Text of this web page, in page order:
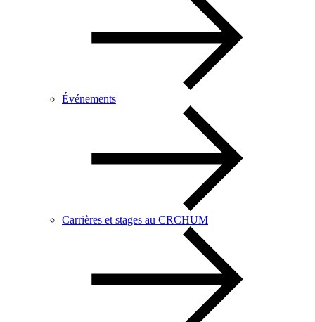
Événements
Carrières et stages au CRCHUM